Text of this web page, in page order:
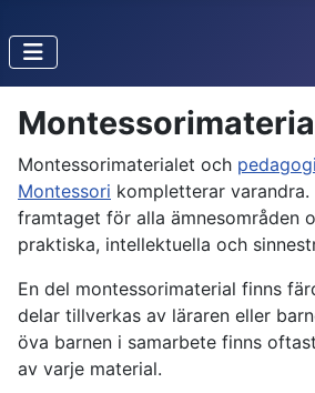
Montessorimaterialet och
Montessori kompletterar
framtaget för alla ämnesområden
praktiska, intellektuella och
En del montessorimaterial finns
delar tillverkas av läraren eller
öva barnen i samarbete finns
av varje material.